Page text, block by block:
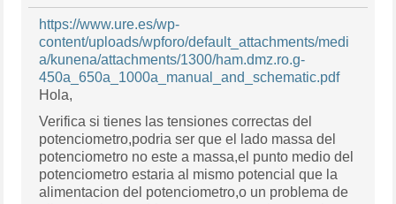
https://www.ure.es/wp-
content/uploads/wpforo/default_attachments/medi
a/kunena/attachments/1300/ham.dmz.ro.g-
450a_650a_1000a_manual_and_schematic.pdf
Hola,
Verifica si tienes las tensiones correctas del
potenciometro,podria ser que el lado massa del
potenciometro no este a massa,el punto medio del
potenciometro estaria al mismo potencial que la
alimentacion del potenciometro,o un problema de